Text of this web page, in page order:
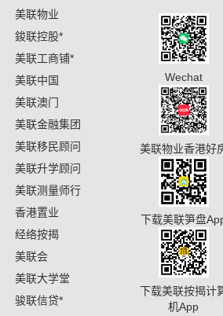
美联物业
鋑联控股*
美联工商铺*
美联中国
美联澳门
美联金融集团
美联移民顾问
美联升学顾问
美联测量师行
香港置业
经络按揭
美联会
美联大学堂
骏联信贷*
Wechat
美联物业香港好
下载美联笋盘
下载美联按揭计
机App